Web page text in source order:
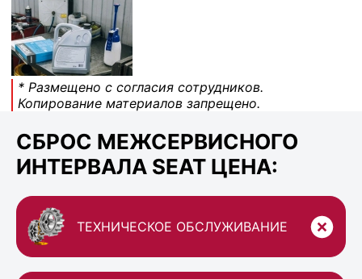
* Размещено с согласия сотрудников.
Копирование материалов запрещено.
СБРОС МЕЖСЕРВИСНОГО
ИНТЕРВАЛА SEAT ЦЕНА:
ТЕХНИЧЕСКОЕ ОБСЛУЖИВАНИЕ